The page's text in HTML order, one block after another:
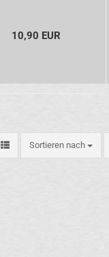
10,90 EUR
Sortieren nach
Sortieren nach